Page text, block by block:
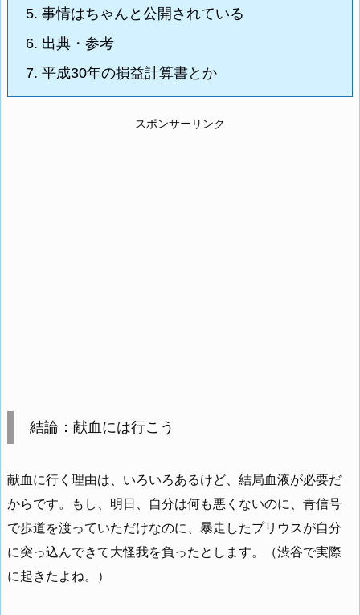
5. 事情はちゃんと公開されている
6. 出典・参考
7. 平成30年の損益計算書とか
スポンサーリンク
結論：献血には行こう
献血に行く理由は、いろいろあるけど、結局血液が必要だ
からです。もし、明日、自分は何も悪くないのに、青信号
で歩道を渡っていただけなのに、暴走したプリウスが自分
に突っ込んできて大怪我を負ったとします。（渋谷で実際
に起きたよね。）